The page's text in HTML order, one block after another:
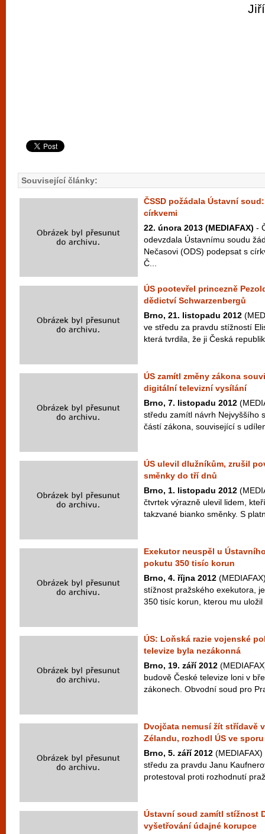
Související články:
ČSSD požádala Ústavní
církvemi
22. února 2013 (MEDIAFAX) -
odevzdala Ústavnímu soudu
Nečasovi (ODS) podepsat s
Č...
ÚS pootevřel princezně
dědictví Schwarzenbergů
Brno, 21. listopadu 2012
ve středu za pravdu stížností
která tvrdila, že ji Česká
ÚS zamítl změny zákona
digitální televizní vysílání
Brno, 7. listopadu 2012
středu zamítl návrh Nejvyššího
částí zákona, související s
ÚS ulevil dlužníkům, zrušil
směnky do tří dnů
Brno, 1. listopadu 2012
čtvrtek výrazně ulevil lidem,
takzvané bianko směnky. S
Exekutor neuspěl u
pokutu 350 tisíc korun
Brno, 4. října 2012
stížnost pražského exekutora,
350 tisíc korun, kterou mu uložil
ÚS: Loňská razie vojenské
televize byla nezákonná
Brno, 19. září 2012
budově České televize loni v
zákonech. Obvodní soud pro
Dvojčata nemusí žít střídavě
Zélandu, rozhodl ÚS ve
Brno, 5. září 2012
středu za pravdu Janu
protestoval proti rozhodnutí
Ústavní soud zamítl stížnost
vyšetřování údajné korupce